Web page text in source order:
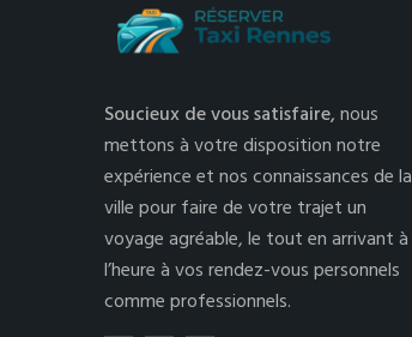
Soucieux de vous satisfaire,nous
mettons à votre disposition notre
expérience et nos connaissances de la
ville pour faire de votre trajet un
voyage agréable, le tout en arrivant à
l’heure à vos rendez-vous personnels
comme professionnels.